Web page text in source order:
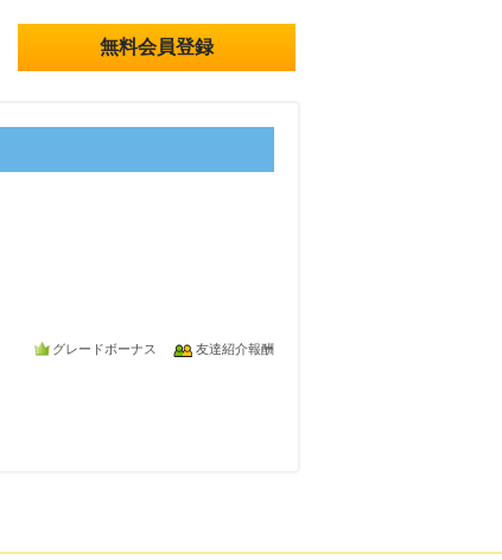
無料会員登録
グレードボーナス 友達紹介報酬